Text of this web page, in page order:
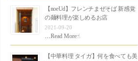
【noeUd】フレンチまぜそば 新感覚
の麺料理が楽しめるお店
2021-09-20
…Read More☝︎
【中華料理 タイガ】何を食べても美